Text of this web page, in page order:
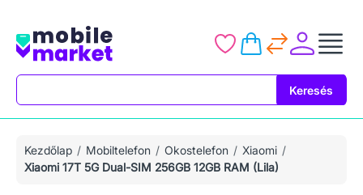
Keresés
Kezdőlap Mobiltelefon Okostelefon
Xiaomi
Xiaomi 17T 5G Dual-SIM 256GB 12GB RAM (Lila)